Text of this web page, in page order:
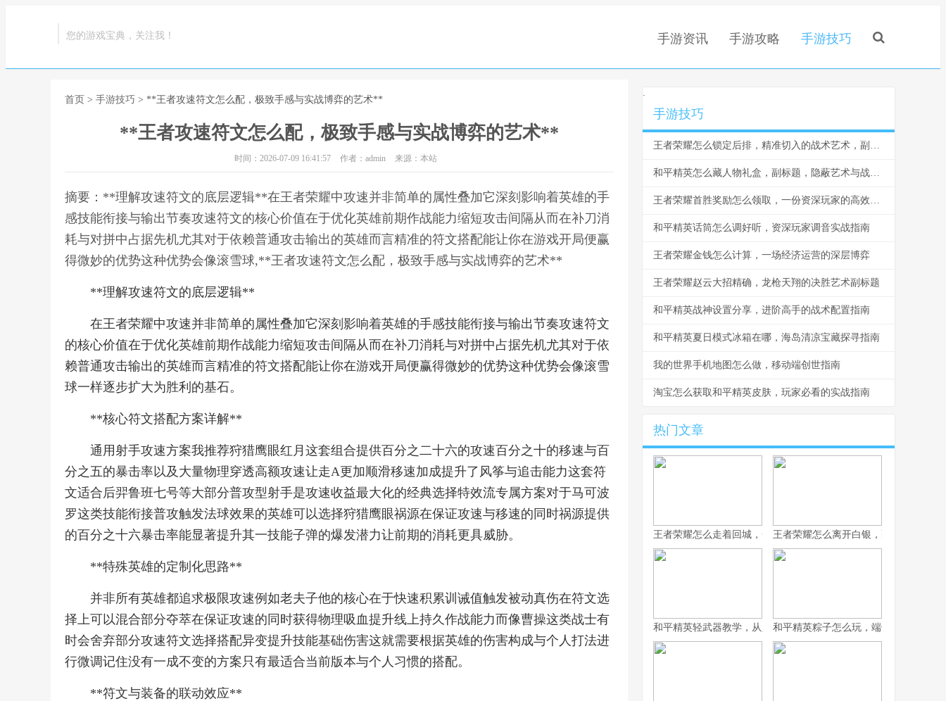
您的游戏宝典，关注我！ 手游资讯 手游攻略 手游技巧
首页 > 手游技巧 > **王者攻速符文怎么配，极致手感与实战博弈的艺术**
**王者攻速符文怎么配，极致手感与实战博弈的艺术**
时间：2026-07-09 16:41:57 作者：admin 来源：本站
摘要：**理解攻速符文的底层逻辑**在王者荣耀中攻速并非简单的属性叠加它深刻影响着英雄的手
感技能衔接与输出节奏攻速符文的核心价值在于优化英雄前期作战能力缩短攻击间隔从而在补刀消
耗与对拼中占据先机尤其对于依赖普通攻击输出的英雄而言精准的符文搭配能让你在游戏开局便赢
得微妙的优势这种优势会像滚雪球,**王者攻速符文怎么配，极致手感与实战博弈的艺术**
**理解攻速符文的底层逻辑**
在王者荣耀中攻速并非简单的属性叠加它深刻影响着英雄的手感技能衔接与输出节奏攻速符文
的核心价值在于优化英雄前期作战能力缩短攻击间隔从而在补刀消耗与对拼中占据先机尤其对于依
赖普通攻击输出的英雄而言精准的符文搭配能让你在游戏开局便赢得微妙的优势这种优势会像滚雪
球一样逐步扩大为胜利的基石。
**核心符文搭配方案详解**
通用射手攻速方案我推荐狩猎鹰眼红月这套组合提供百分之二十六的攻速百分之十的移速与百
分之五的暴击率以及大量物理穿透高额攻速让走A更加顺滑移速加成提升了风筝与追击能力这套符
文适合后羿鲁班七号等大部分普攻型射手是攻速收益最大化的经典选择特效流专属方案对于马可波
罗这类技能衔接普攻触发法球效果的英雄可以选择狩猎鹰眼祸源在保证攻速与移速的同时祸源提供
的百分之十六暴击率能显著提升其一技能子弹的爆发潜力让前期的消耗更具威胁。
**特殊英雄的定制化思路**
并非所有英雄都追求极限攻速例如老夫子他的核心在于快速积累训诫值触发被动真伤在符文选
择上可以混合部分夺萃在保证攻速的同时获得物理吸血提升线上持久作战能力而像曹操这类战士有
时会舍弃部分攻速符文选择搭配异变提升技能基础伤害这就需要根据英雄的伤害构成与个人打法进
行微调记住没有一成不变的方案只有最适合当前版本与个人习惯的搭配。
**符文与装备的联动效应**
.
手游技巧
王者荣耀怎么锁定后排，精准切入的战术艺术，副标题，脆皮噩梦与团战胜负手
和平精英怎么藏人物礼盒，副标题，隐蔽艺术与战术博弈
王者荣耀首胜奖励怎么领取，一份资深玩家的高效指南，副标题，揭秘每日第一胜的隐藏技巧与深远意义
和平精英话筒怎么调好听，资深玩家调音实战指南
王者荣耀金钱怎么计算，一场经济运营的深层博弈
王者荣耀赵云大招精确，龙枪天翔的决胜艺术副标题
和平精英战神设置分享，进阶高手的战术配置指南
和平精英夏日模式冰箱在哪，海岛清凉宝藏探寻指南
我的世界手机地图怎么做，移动端创世指南
淘宝怎么获取和平精英皮肤，玩家必看的实战指南
热门文章
王者荣耀怎么走着回城，一场被忽视的战略艺术
王者荣耀怎么离开白银，副标题为突破
和平精英轻武器教学，从入门到精通的实战指南
和平精英粽子怎么玩，端午竞技的战术